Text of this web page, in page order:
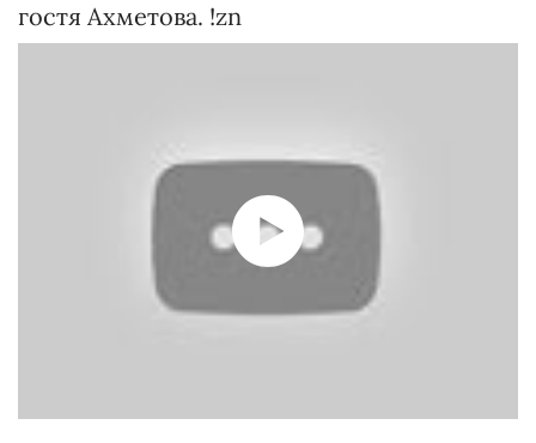
гостя Ахметова. !zn